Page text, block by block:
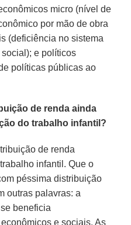
micro (nível de
por mão de obra
(deficiência no sistema
e políticos
políticas públicas ao
de renda ainda
do trabalho infantil?
de renda
infantil. Que o
péssima distribuição
outras palavras: a
beneficia
e sociais. As